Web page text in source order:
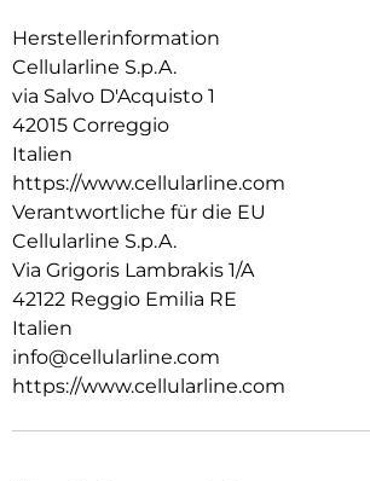
Herstellerinformation
Cellularline S.p.A.
via Salvo D'Acquisto 1
42015 Correggio
Italien
https://www.cellularline.com
Verantwortliche für die EU
Cellularline S.p.A.
Via Grigoris Lambrakis 1/A
42122 Reggio Emilia RE
Italien
info@cellularline.com
https://www.cellularline.com